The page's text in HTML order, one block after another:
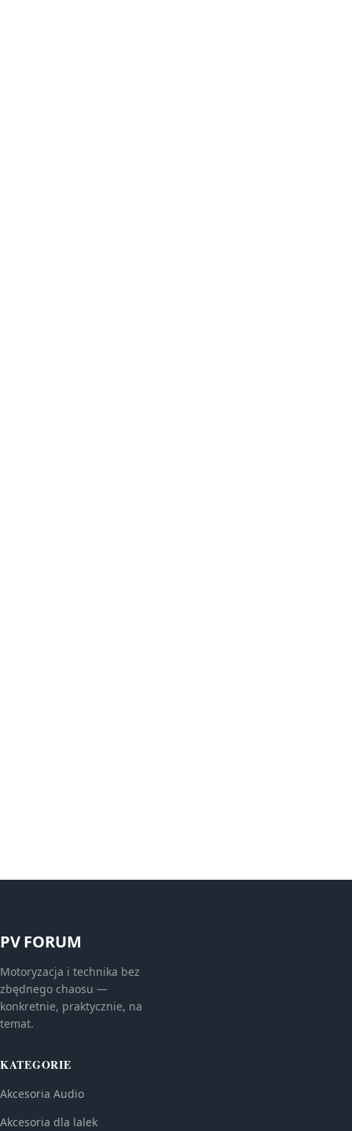
PV FORUM
Motoryzacja i technika bez
zbędnego chaosu —
konkretnie, praktycznie, na
temat.
KATEGORIE
Akcesoria Audio
Akcesoria dla lalek